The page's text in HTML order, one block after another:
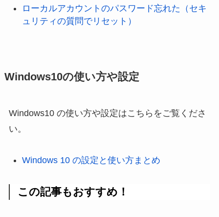
ローカルアカウントのパスワード忘れた（セキ
ュリティの質問でリセット）
Windows10の使い方や設定
Windows10 の使い方や設定はこちらをご覧くださ
い。
Windows 10 の設定と使い方まとめ
この記事もおすすめ！